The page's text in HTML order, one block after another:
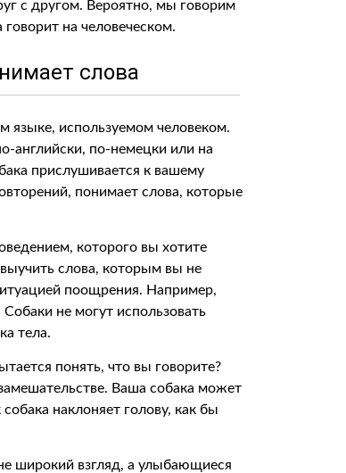
с другом. Вероятно, мы говорим
на человеческом.
слова
языке, используемом человеком.
английски, по-немецки или на
прислушивается к вашему
понимает слова, которые
которого вы хотите
слова, которым вы не
поощрения. Например,
не могут использовать
тела.
понять, что вы говорите?
Ваша собака может
наклоняет голову, как бы
не широкий взгляд, а улыбающиеся